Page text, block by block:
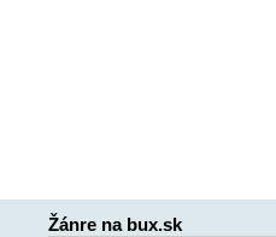
Žánre na bux.sk